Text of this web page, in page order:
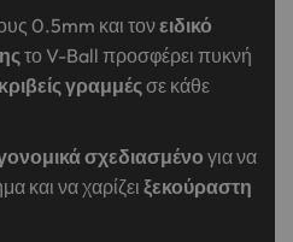
0.5mm και τονειδικό
το V-Ball προσφέρει πυκνή
γραμμέςσε κάθε
σχεδιασμένογια να
και να χαρίζει ξεκούραστη